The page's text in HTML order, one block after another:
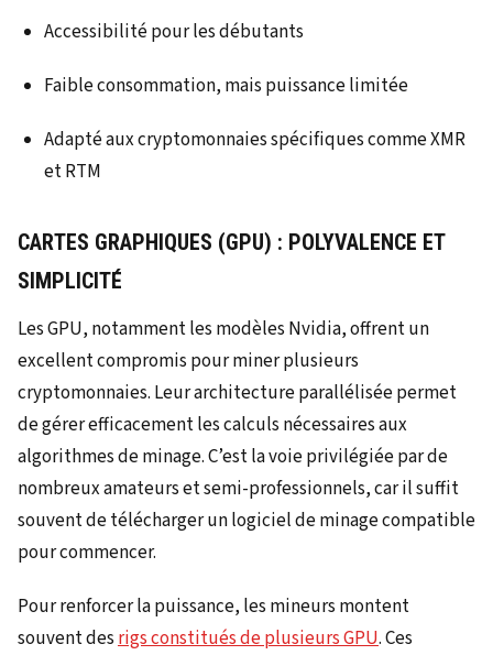
Accessibilité pour les débutants
Faible consommation, mais puissance limitée
Adapté aux cryptomonnaies spécifiques comme XMR
et RTM
CARTES GRAPHIQUES (GPU) : POLYVALENCE ET
SIMPLICITÉ
Les GPU, notamment les modèles Nvidia, offrent un
excellent compromis pour miner plusieurs
cryptomonnaies. Leur architecture parallélisée permet
de gérer efficacement les calculs nécessaires aux
algorithmes de minage. C’est la voie privilégiée par de
nombreux amateurs et semi-professionnels, car il suffit
souvent de télécharger un logiciel de minage compatible
pour commencer.
Pour renforcer la puissance, les mineurs montent
souvent des rigs constitués de plusieurs GPU. Ces